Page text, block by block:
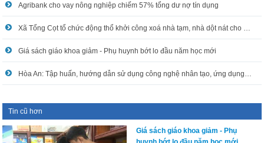
Agribank cho vay nông nghiệp chiếm 57% tổng dư nợ tín dụng
Xã Tổng Cọt tổ chức động thổ khởi công xoá nhà tạm, nhà dột nát cho hộ nghèo
Giá sách giáo khoa giảm - Phụ huynh bớt lo đầu năm học mới
Hòa An: Tập huấn, hướng dẫn sử dụng công nghệ nhân tạo, ứng dụng công nghệ thông tin trong xử lý công việc
Tin cũ hơn
Giá sách giáo khoa giảm - Phụ